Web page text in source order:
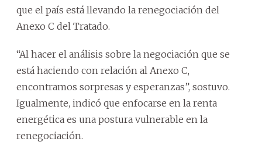
que el país está llevando la renegociación del
Anexo C del Tratado.
“Al hacer el análisis sobre la negociación que se
está haciendo con relación al Anexo C,
encontramos sorpresas y esperanzas”, sostuvo.
Igualmente, indicó que enfocarse en la renta
energética es una postura vulnerable en la
renegociación.